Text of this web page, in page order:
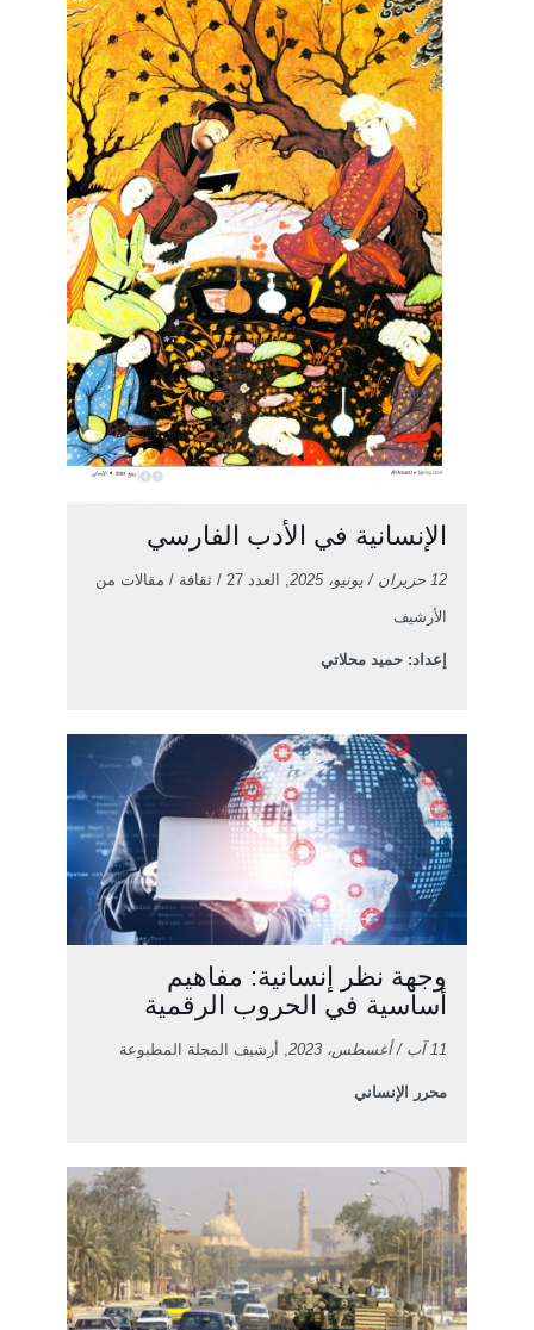
الإنسانية في الأدب الفارسي
12 حزيران / يونيو، 2025 , العدد 27 / ثقافة / مقالات من
الأرشيف
إعداد: حميد محلاتي
وجهة نظر إنسانية: مفاهيم
أساسية في الحروب الرقمية
11 آب / أغسطس، 2023 , أرشيف المجلة المطبوعة
محرر الإنساني